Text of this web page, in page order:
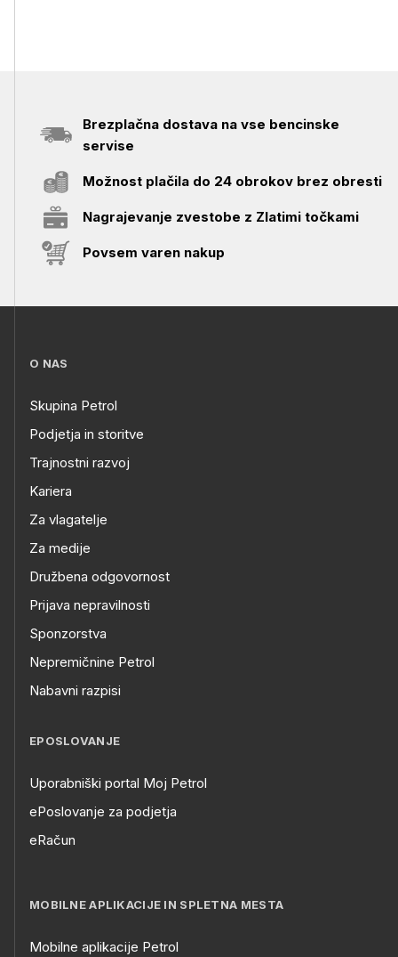
Brezplačna dostava na vse bencinske
servise
Možnost plačila do 24 obrokov brez obresti
Nagrajevanje zvestobe z Zlatimi točkami
Povsem varen nakup
O NAS
Skupina Petrol
Podjetja in storitve
Trajnostni razvoj
Kariera
Za vlagatelje
Za medije
Družbena odgovornost
Prijava nepravilnosti
Sponzorstva
Nepremičnine Petrol
Nabavni razpisi
EPOSLOVANJE
Uporabniški portal Moj Petrol
ePoslovanje za podjetja
eRačun
MOBILNE APLIKACIJE IN SPLETNA MESTA
Mobilne aplikacije Petrol